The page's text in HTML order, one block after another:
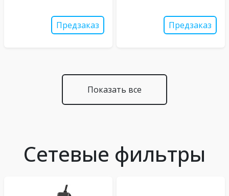
Предзаказ Предзаказ
Показать все
Сетевые фильтры